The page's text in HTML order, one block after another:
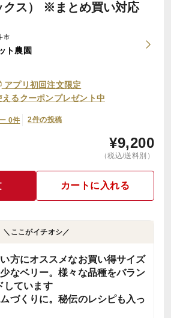
クス） ※まとめ買い対応
市
ト農園
アプリ初回注文限定
えるクーポンプレゼント中
0件 2件の投稿
¥9,200
（税込/送料別）
カートに入れる
＼ここがイチオシ／
方にオススメなお買い得サイズ
なベリー。様々な品種をバラン
しています
づくりに。秘伝のレシピも入っ